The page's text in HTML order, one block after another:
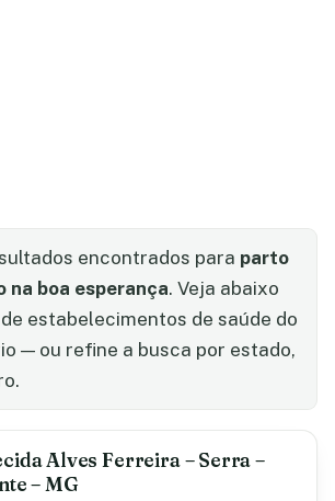
encontrados para parto
na boa esperança. Veja abaixo
estabelecimentos de saúde do
— ou refine a busca por estado,
Alves Ferreira – Serra –
– MG